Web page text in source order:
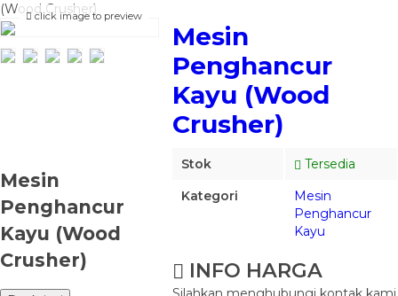
(Wood Crusher)
click image to preview
Mesin
Penghancur
Kayu (Wood
Crusher)
Stok
Tersedia
Kategori
Mesin
Penghancur
Kayu
INFO HARGA
Mesin
Penghancur
Kayu (Wood
Crusher)